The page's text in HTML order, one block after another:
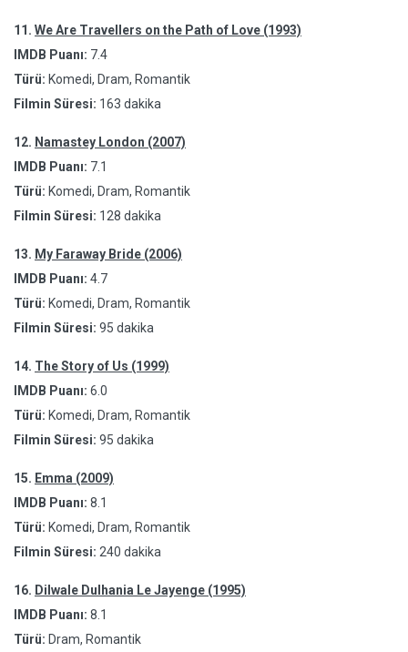
11. We Are Travellers on the Path of Love (1993)
IMDB Puanı: 7.4
Türü: Komedi, Dram, Romantik
Filmin Süresi: 163 dakika
12. Namastey London (2007)
IMDB Puanı: 7.1
Türü: Komedi, Dram, Romantik
Filmin Süresi: 128 dakika
13. My Faraway Bride (2006)
IMDB Puanı: 4.7
Türü: Komedi, Dram, Romantik
Filmin Süresi: 95 dakika
14. The Story of Us (1999)
IMDB Puanı: 6.0
Türü: Komedi, Dram, Romantik
Filmin Süresi: 95 dakika
15. Emma (2009)
IMDB Puanı: 8.1
Türü: Komedi, Dram, Romantik
Filmin Süresi: 240 dakika
16. Dilwale Dulhania Le Jayenge (1995)
IMDB Puanı: 8.1
Türü: Dram, Romantik